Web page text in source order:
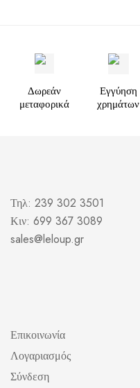
Δωρεάν
μεταφορικά
Εγγύηση
χρημάτων
Τηλ: 239 302 3501
Κιν: 699 367 3089
sales@leloup.gr
Επικοινωνία
Λογαριασμός
Σύνδεση